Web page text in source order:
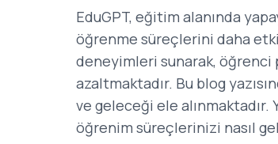
EduGPT, eğitim alanında
öğrenme süreçlerini daha
deneyimleri sunarak, öğrenci
azaltmaktadır. Bu blog
ve geleceği ele
öğrenim süreçlerinizi nasıl